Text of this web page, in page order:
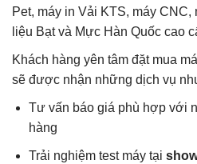
Pet, máy in Vải KTS, máy CNC,
liệu Bạt và Mực Hàn Quốc cao
Khách hàng yên tâm đặt mua
sẽ được nhận những dịch vụ
Tư vấn báo giá phù hợp với
hàng
Trải nghiệm test máy tại